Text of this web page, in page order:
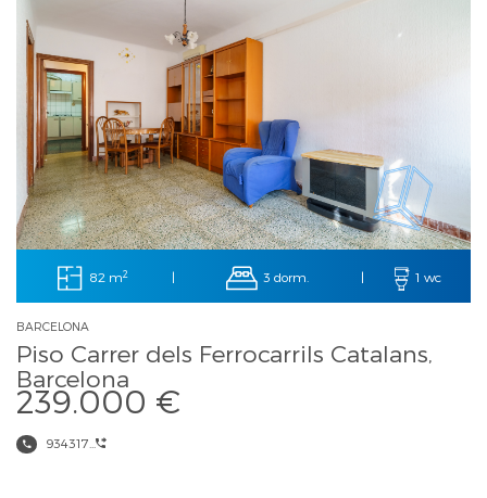
82 m2 | 3 dorm. | 1 wc
BARCELONA
Piso Carrer dels Ferrocarrils Catalans,
Barcelona
239.000 €
934317...